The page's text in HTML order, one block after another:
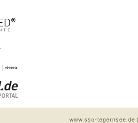
www.ssc-tegernsee.de